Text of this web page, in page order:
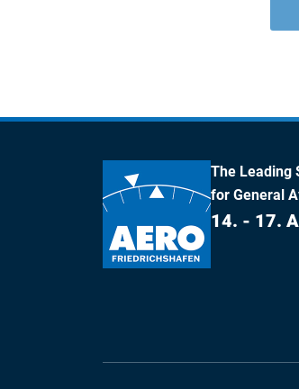
The Leading
for General
14. - 17.